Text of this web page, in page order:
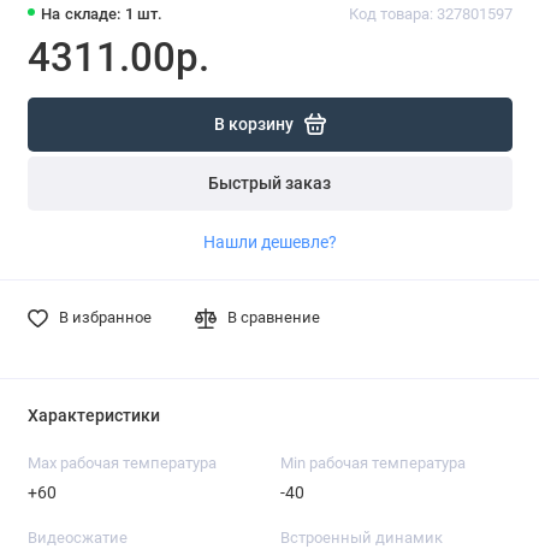
На складе: 1 шт. Код товара: 327801597
4311.00р.
В корзину
Быстрый заказ
Нашли дешевле?
В избранное В сравнение
Характеристики
Max рабочая температура
+60
Min рабочая температура
-40
Видеосжатие Встроенный динамик